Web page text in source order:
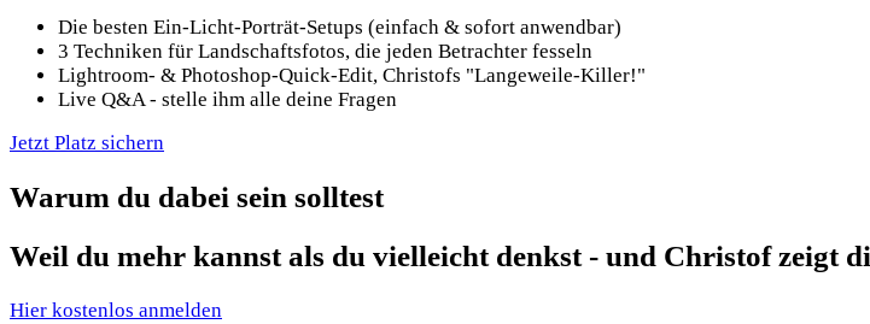
Die besten Ein-Licht-Porträt-Setups (einfach & sofort anwendbar)
3 Techniken für Landschaftsfotos, die jeden Betrachter fesseln
Lightroom- & Photoshop-Quick-Edit, Christofs "Langeweile-Killer!"
Live Q&A - stelle ihm alle deine Fragen
Jetzt Platz sichern
Warum du dabei sein solltest
Weil du mehr kannst als du vielleicht denkst - und Christof zeigt
Hier kostenlos anmelden